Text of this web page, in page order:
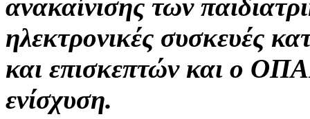
ανακαίνισης των
ηλεκτρονικές συσκευές
και επισκεπτών και ο
ενίσχυση.